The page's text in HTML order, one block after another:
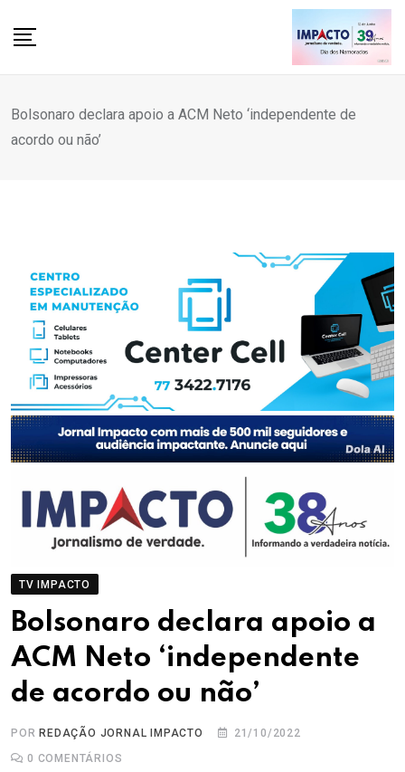
Bolsonaro declara apoio a ACM Neto ‘independente de
acordo ou não’
TV IMPACTO
Bolsonaro declara apoio a
ACM Neto ‘independente
de acordo ou não’
POR REDAÇÃO JORNAL IMPACTO
21/10/2022
0 COMENTÁRIOS